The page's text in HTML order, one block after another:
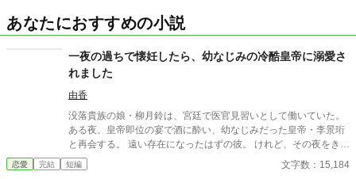
あなたにおすすめの小説
一夜の過ちで懐妊したら、幼なじみの冷酷皇帝に溺愛さ
れました
由香
没落貴族の娘・柳月鈴は、宮廷で医官見習いとして働いていた。
ある夜、皇帝即位の宴で酒に酔い、幼なじみだった皇帝・李景珩
と再会する。 遠い存在になったはずの彼。 けれど、その夜をきっ
かけに月鈴の運命は大きく動き出す。 冷酷と恐れられる皇帝が、
なぜか彼女だけには甘すぎて――。
恋愛 完結 短編 文字数：15,184